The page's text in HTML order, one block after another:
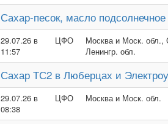
Сахар-песок, масло подсолнечное
29.07.26 в
11:57
ЦФО
Москва и Моск. обл.,
Ленингр. обл.
Сахар ТС2 в Люберцах и
29.07.26 в
08:38
ЦФО Москва и Моск. обл.